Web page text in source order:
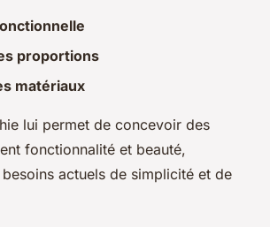
proportions
matériaux
lui permet de concevoir des
fonctionnalité et beauté,
actuels de simplicité et de